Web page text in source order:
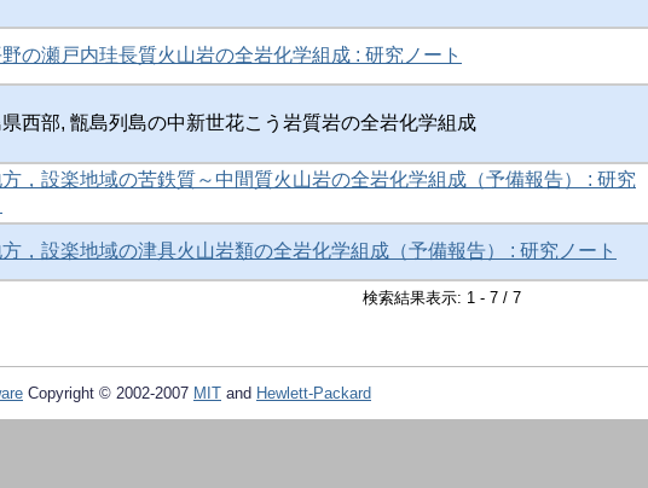
の瀬戸内珪長質火山岩の全岩化学組成 : 研究ノート
県西部, 甑島列島の中新世花こう岩質岩の全岩化学組成
，設楽地域の苦鉄質～中間質火山岩の全岩化学組成（予備報告） : 研究
，設楽地域の津具火山岩類の全岩化学組成（予備報告） : 研究ノート
検索結果表示: 1 - 7 / 7
Copyright © 2002-2007 MIT and Hewlett-Packard